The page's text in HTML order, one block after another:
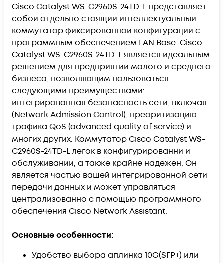
Cisco Catalyst WS-C2960S-24TD-L представляет
собой отдельно стоящий интеллектуальный
коммутатор фиксированной конфигурации с
программным обеспечением LAN Base. Cisco
Catalyst WS-C2960S-24TD-L является идеальным
решением для предприятий малого и среднего
бизнеса, позволяющим пользоваться
следующими преимуществами:
интегрированная безопасность сети, включая
(Network Admission Control), преоритизацию
трафика QoS (advanced quality of service) и
многих других. Коммутатор Cisco Catalyst WS-
C2960S-24TD-L легок в конфигурированни и
обслуживании, а также крайне надежен. Он
является частью вашей интегрированной сети
передачи данных и может управляться
централизованно с помощью программного
обеспечения Cisco Network Assistant.
Основные особенности:
Удобство выбора аплинка 10G(SFP+) или